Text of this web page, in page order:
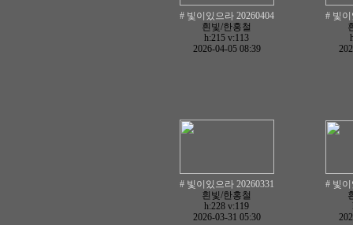
# 빛이있으라 20260404
흰빛/한홍철
h:215 v:113
2026-04-05 08:39
# 빛이
# 빛이있으라 20260331
흰빛/한홍철
h:228 v:119
2026-03-31 05:30
# 빛이